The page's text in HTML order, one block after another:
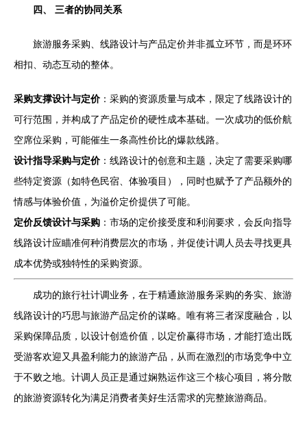
四、 三者的协同关系
旅游服务采购、线路设计与产品定价并非孤立环节，而是环环
相扣、动态互动的整体。
采购支撑设计与定价：采购的资源质量与成本，限定了线路设计的
可行范围，并构成了产品定价的硬性成本基础。一次成功的低价航
空席位采购，可能催生一条高性价比的爆款线路。
设计指导采购与定价：线路设计的创意和主题，决定了需要采购哪
些特定资源（如特色民宿、体验项目），同时也赋予了产品额外的
情感与体验价值，为溢价定价提供了可能。
定价反馈设计与采购 ：市场的定价接受度和利润要求，会反向指导
线路设计应瞄准何种消费层次的市场，并促使计调人员去寻找更具
成本优势或独特性的采购资源。
成功的旅行社计调业务，在于精通旅游服务采购的务实、旅游
线路设计的巧思与旅游产品定价的谋略。唯有将三者深度融合，以
采购保障品质，以设计创造价值，以定价赢得市场，才能打造出既
受游客欢迎又具盈利能力的旅游产品，从而在激烈的市场竞争中立
于不败之地。计调人员正是通过娴熟运作这三个核心项目，将分散
的旅游资源转化为满足消费者美好生活需求的完整旅游商品。